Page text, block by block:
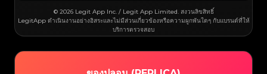
#3066123689299189#3066123689299189
#3066123689299189#3066123689299189
#3066123689299189#3066123689299189
#3066123689299189#3066123689299189
#3066123689299189#3066123689299189
#3066123689299189#3066123689299189
#3066123689299189#3066123689299189
#3066123689299189#3066123689299189
#3066123689299189#3066123689299189
© 2026 Legit App Inc. / Legit App Limited. สงวนลิขสิทธิ์
LegitApp ดำเนินงานอย่างอิสระและไม่มีส่วนเกี่ยวข้องหรือความผูกพันใดๆ กับแบรนด์ที่ให้
บริการตรวจสอบ